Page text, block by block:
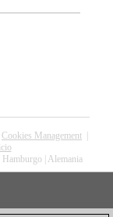
Cookies Management
| Alemania